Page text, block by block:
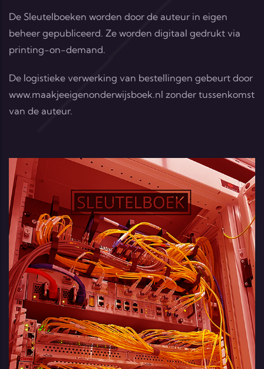
De Sleutelboeken worden door de auteur in eigen
beheer gepubliceerd. Ze worden digitaal gedrukt via
printing-on-demand.
De logistieke verwerking van bestellingen gebeurt door
www.maakjeeigenonderwijsboek.nl zonder tussenkomst
van de auteur.